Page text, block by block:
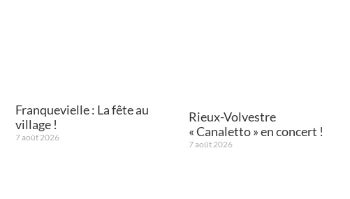
Franquevielle : La fête au
village !
7 août 2026
Rieux-Volvestre
« Canaletto » en concert !
7 août 2026